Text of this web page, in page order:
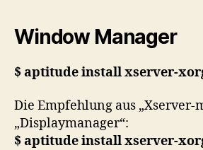
Window Manager
$ aptitude install xserver-
Die Empfehlung aus
„Displaymanager“:
$ aptitude install xserver-